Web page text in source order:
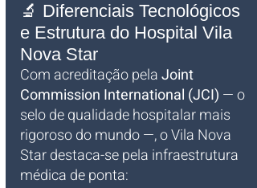
🔬 Diferenciais Tecnológicos
e Estrutura do Hospital Vila
Nova Star
Com acreditação pela Joint
Commission International (JCI) — o
selo de qualidade hospitalar mais
rigoroso do mundo —, o Vila Nova
Star destaca-se pela infraestrutura
médica de ponta: